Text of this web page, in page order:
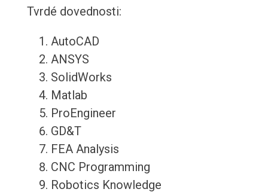
Tvrdé dovednosti:
AutoCAD
ANSYS
SolidWorks
Matlab
ProEngineer
GD&T
FEA Analysis
CNC Programming
Robotics Knowledge